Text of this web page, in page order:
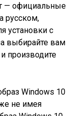
— официальные
русском,
установки с
выбирайте вам
производите
Windows 10
не имея